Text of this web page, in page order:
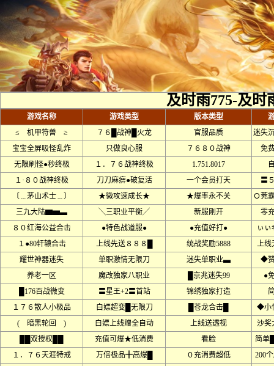
及时雨775-及时
游戏名称 游戏类型 版本类型
≤ 机甲符兽 ≥
７６█战神█火龙 官服品质
迷失
宝宝全屏吸怪乱炸
只做良心服 ７６８０战神
免
无限刷怪●秒终极
１．７６战神终极 1.751.8017
１·８０战神终极
刀刀麻痹●破复活 一个会员打天
〓
〔﹍茅山术士﹍〕
★微攻速成长★ ★爆率永不关
Ｏ茺
三九大陆▆▅▃
╲三职业平衡╱ 新服刚开
零
８０红海公益合击
●特色战道服● ●充值好打●
ぃぃ
１●80轩辕合击
上线先送８８８█ 统战奖励5888
上线
耀世神器迷失
单职激情无限刀 迷失单职业▃
◆
养老一区
魔改独家八职业 █京兆迷失99
●
█176百战微变
〓星王+2〓首站 锦绣独家打造
１７６散人小极品
白嫖超变█无限刀 █苍龙合击█
◆小
( 暗黑轮回 )
白嫖上线赠全自动 上线送透视
沙奖
██双授权██
充值可爆★低消费 看脸
简单
１．７６天涯特戒
万倍极品╋高爆█ ０充消费超低
200